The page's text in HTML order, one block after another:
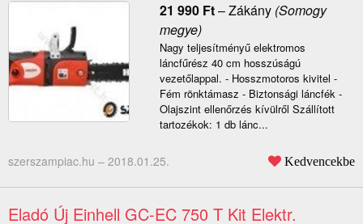
21 990 Ft–Zákány(Somogy
megye)
Nagy teljesítményű elektromos
láncfűrész 40 cm hosszúságú
vezetőlappal. - Hosszmotoros kivitel -
Fém rönktámasz - Biztonsági láncfék -
Olajszint ellenőrzés kívülről Szállított
tartozékok: 1 db lánc...
szerszampiac.hu – 2018.01.25. Kedvencekbe
Eladó Új Einhell GC-EC 750 T Kit Elektr.